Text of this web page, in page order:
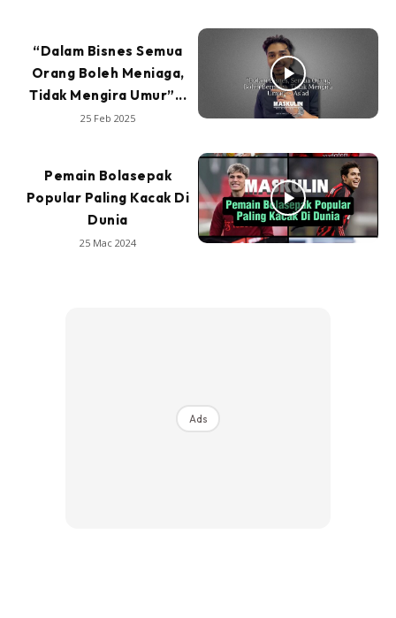
“Dalam Bisnes Semua
Orang Boleh Meniaga,
Tidak Mengira Umur”...
25 Feb 2025
Pemain Bolasepak
Popular Paling Kacak Di
Dunia
25 Mac 2024
Ads